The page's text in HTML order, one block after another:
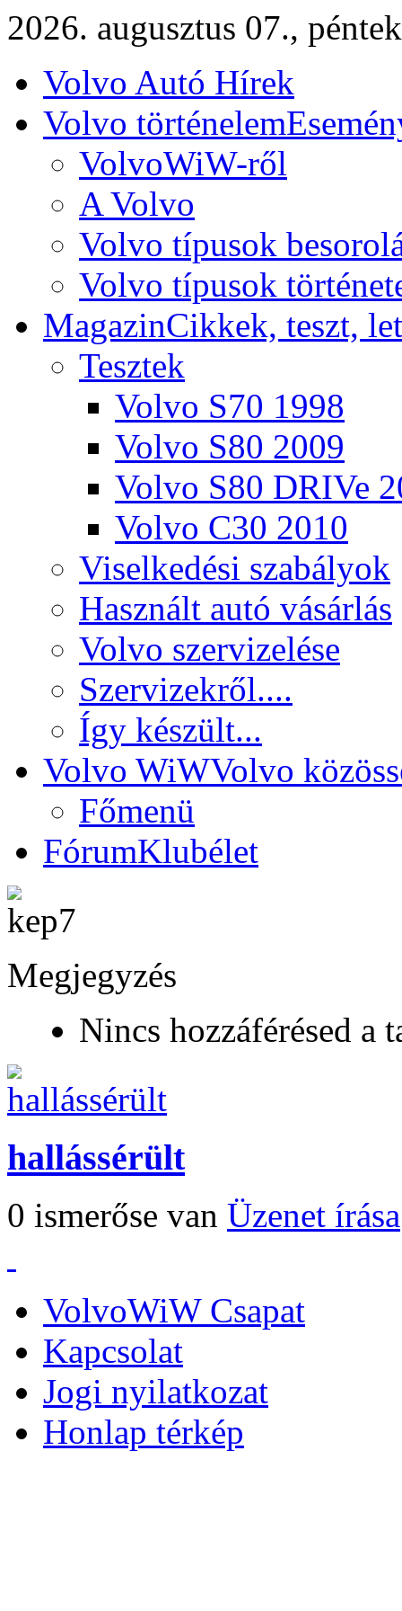
2026. augusztus 07., péntek
Volvo Autó Hírek
Volvo történelem
VolvoWiW-ről
A Volvo
Volvo típusok
Volvo típusok
MagazinCikkek, teszt,
Tesztek
Volvo S70 1998
Volvo S80 2009
Volvo S80 DRIVe
Volvo C30 2010
Viselkedési szabályok
Használt autó vásárlás
Volvo szervizelése
Szervizekről....
Így készült...
Volvo WiWVolvo
Főmenü
FórumKlubélet
Megjegyzés
Nincs hozzáférésed a
hallássérült
0 ismerőse van Üzenet írása
VolvoWiW Csapat
Kapcsolat
Jogi nyilatkozat
Honlap térkép